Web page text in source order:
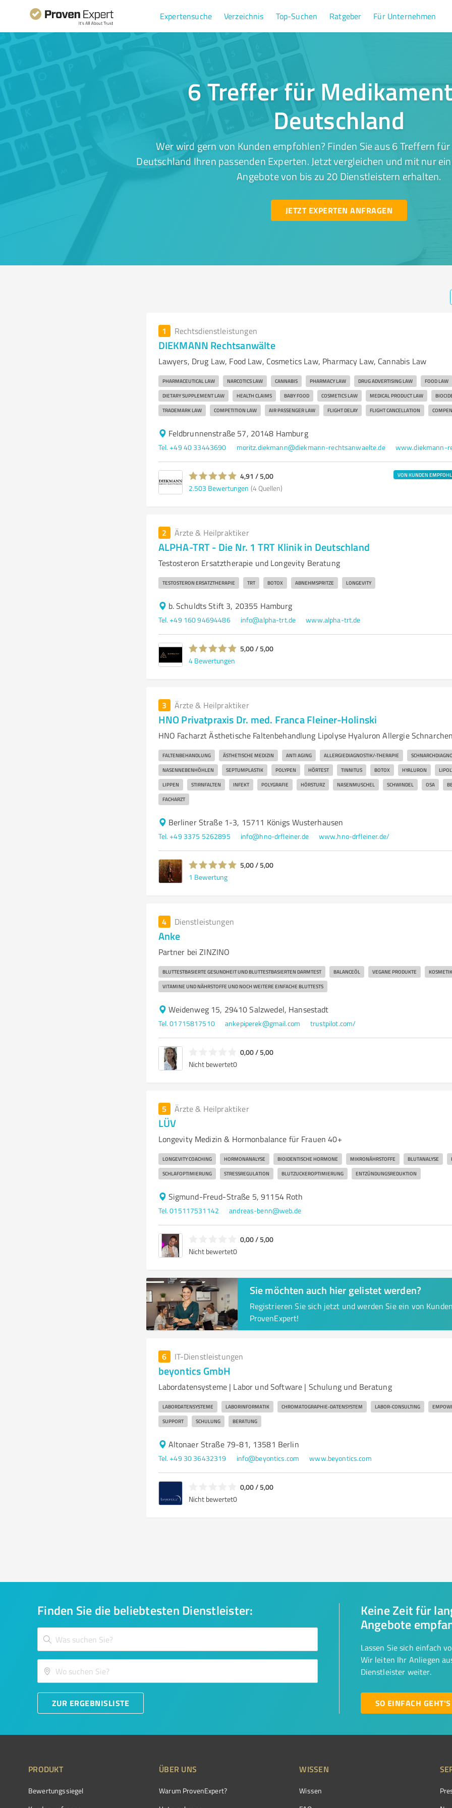
Expertensuche Verzeichnis Top-Suchen Ratgeber Für Unternehmen
6 Treffer für
Deutschland
Wer wird gern von Kunden empfohlen? Finden Sie aus 6 Treffern
Deutschland Ihren passenden Experten. Jetzt vergleichen und mit nur
Angebote von bis zu 20 Dienstleistern erhalten.
JETZT EXPERTEN ANFRAGEN
1 Rechtsdienstleistungen
DIEKMANN Rechtsanwälte
Lawyers, Drug Law, Food Law, Cosmetics Law, Pharmacy Law, Cannabis Law
PHARMACEUTICAL LAW NARCOTICS LAW CANNABIS PHARMACY LAW DRUG ADVERTISING LAW FOOD LAW
DIETARY SUPPLEMENT LAW HEALTH CLAIMS BABY FOOD COSMETICS LAW MEDICAL PRODUCT LAW
TRADEMARK LAW COMPETITION LAW AIR PASSENGER LAW FLIGHT DELAY FLIGHT CANCELLATION
Feldbrunnenstraße 57, 20148 Hamburg
Tel. +49 40 33443690 moritz.diekmann@diekmann-rechtsanwaelte.de www.diekmann-
4,91 / 5,00
2.503 Bewertungen (4 Quellen)
VON KUNDEN
2 Ärzte & Heilpraktiker
ALPHA-TRT - Die Nr. 1 TRT Klinik in Deutschland
Testosteron Ersatztherapie und Longevity Beratung
TESTOSTERON ERSATZTHERAPIE TRT BOTOX ABNEHMSPRITZE LONGEVITY
b. Schuldts Stift 3, 20355 Hamburg
Tel. +49 160 94694486 info@alpha-trt.de www.alpha-trt.de
5,00 / 5,00
4 Bewertungen
3 Ärzte & Heilpraktiker
HNO Privatpraxis Dr. med. Franca Fleiner-Holinski
HNO Facharzt Ästhetische Faltenbehandlung Lipolyse Hyaluron Allergie
FALTENBEHANDLUNG ÄSTHETISCHE MEDIZIN ANTI AGING ALLERGIEDIAGNOSTIK/-THERAPIE
NASENNEBENHÖHLEN SEPTUMPLASTIK POLYPEN HÖRTEST TINNITUS BOTOX HYALURON
LIPPEN STIRNFALTEN INFEKT POLYGRAFIE HÖRSTURZ NASENMUSCHEL SCHWINDEL OSA
FACHARZT
Berliner Straße 1-3, 15711 Königs Wusterhausen
Tel. +49 3375 5262895 info@hno-drfleiner.de www.hno-drfleiner.de/
5,00 / 5,00
1 Bewertung
4 Dienstleistungen
Anke
Partner bei ZINZINO
BLUTTESTBASIERTE GESUNDHEIT UND BLUTTESTBASIERTEN DARMTEST BALANCEÖL VEGANE PRODUKTE KOSMETIK
VITAMINE UND NÄHRSTOFFE UND NOCH WEITERE EINFACHE BLUTTESTS
Weidenweg 15, 29410 Salzwedel, Hansestadt
Tel. 01715817510 ankepiperek@gmail.com trustpilot.com/
0,00 / 5,00
Nicht bewertet0
5 Ärzte & Heilpraktiker
LÜV
Longevity Medizin & Hormonbalance für Frauen 40+
LONGEVITY COACHING HORMONANALYSE BIOIDENTISCHE HORMONE MIKRONÄHRSTOFFE BLUTANALYSE
SCHLAFOPTIMIERUNG STRESSREGULATION BLUTZUCKEROPTIMIERUNG ENTZÜNDUNGSREDUKTION
Sigmund-Freud-Straße 5, 91154 Roth
Tel. 015117531142 andreas-benn@web.de
0,00 / 5,00
Nicht bewertet0
Sie möchten auch hier gelistet werden?
Registrieren Sie sich jetzt und werden Sie ein von
ProvenExpert!
6 IT-Dienstleistungen
beyontics GmbH
Labordatensysteme | Labor und Software | Schulung und Beratung
LABORDATENSYSTEME LABORINFORMATIK CHROMATOGRAPHIE-DATENSYSTEM LABOR-CONSULTING
SUPPORT SCHULUNG BERATUNG
Altonaer Straße 79-81, 13581 Berlin
Tel. +49 30 36432319 info@beyontics.com www.beyontics.com
0,00 / 5,00
Nicht bewertet0
Finden Sie die beliebtesten Dienstleister:
ZUR ERGEBNISLISTE
Keine Zeit für
Angebote
Lassen Sie sich einfach
Wir leiten Ihr Anliegen
Dienstleister weiter.
SO EINFACH GEHT'S
PRODUKT
Bewertungssiegel
ÜBER UNS
Warum ProvenExpert?
WISSEN
Wissen